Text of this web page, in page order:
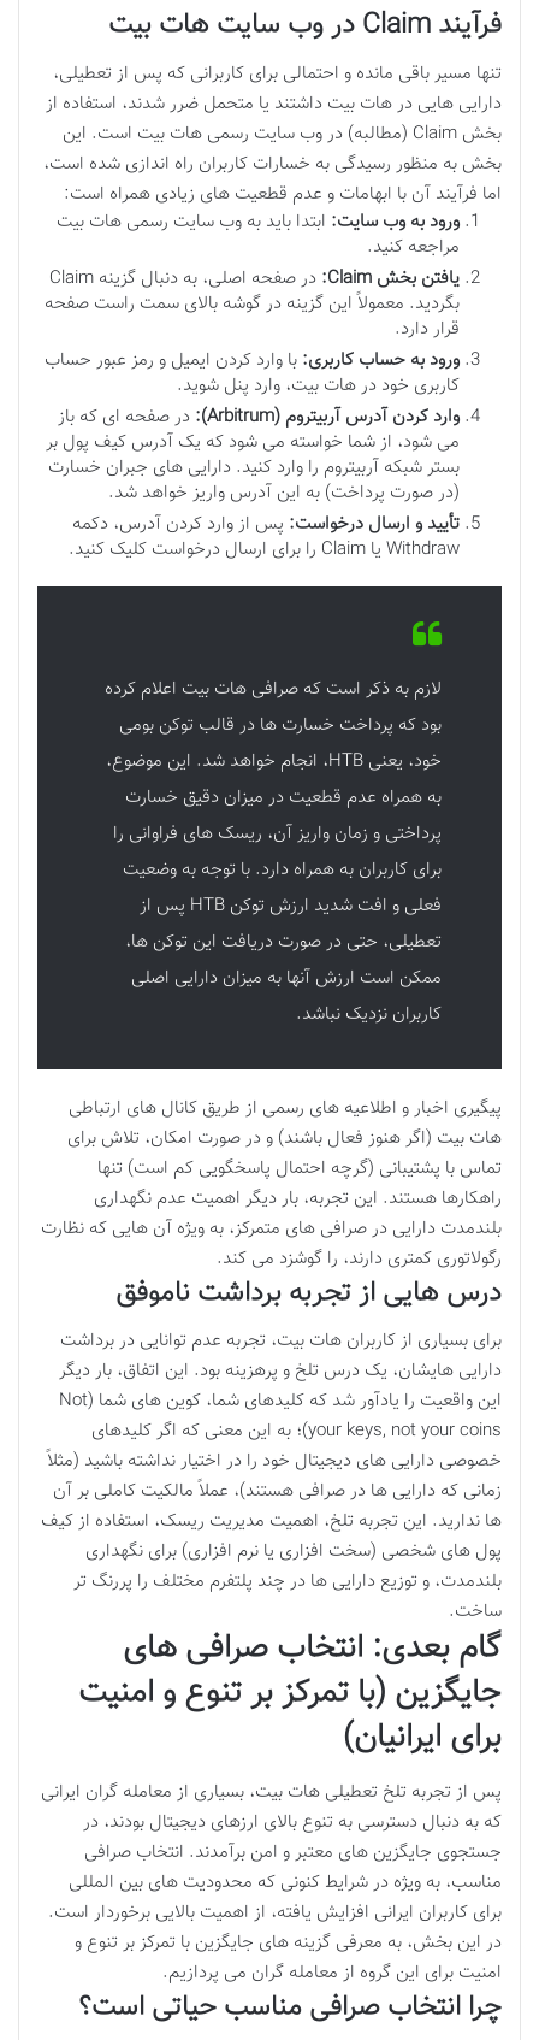
فرآیند Claim در وب سایت هات بیت
تنها مسیر باقی مانده و احتمالی برای کاربرانی که پس از تعطیلی،
دارایی هایی در هات بیت داشتند یا متحمل ضرر شدند، استفاده از
بخش Claim (مطالبه) در وب سایت رسمی هات بیت است. این
بخش به منظور رسیدگی به خسارات کاربران راه اندازی شده است،
اما فرآیند آن با ابهامات و عدم قطعیت های زیادی همراه است:
ورود به وب سایت: ابتدا باید به وب سایت رسمی هات بیت
مراجعه کنید.
یافتن بخش Claim:
در صفحه اصلی، به دنبال گزینه Claim
بگردید. معمولاً این گزینه در گوشه بالای سمت راست صفحه
قرار دارد.
ورود به حساب کاربری: با وارد کردن ایمیل و رمز عبور حساب
کاربری خود در هات بیت، وارد پنل شوید.
وارد کردن آدرس آربیتروم (Arbitrum):
در صفحه ای که باز
می شود، از شما خواسته می شود که یک آدرس کیف پول بر
بستر شبکه آربیتروم را وارد کنید. دارایی های جبران خسارت
(در صورت پرداخت) به این آدرس واریز خواهد شد.
تأیید و ارسال درخواست: پس از وارد کردن آدرس، دکمه
Withdraw یا Claim را برای ارسال درخواست کلیک کنید.
لازم به ذکر است که صرافی هات بیت اعلام کرده
بود که پرداخت خسارت ها در قالب توکن بومی
خود، یعنی HTB، انجام خواهد شد. این موضوع،
به همراه عدم قطعیت در میزان دقیق خسارت
پرداختی و زمان واریز آن، ریسک های فراوانی را
برای کاربران به همراه دارد. با توجه به وضعیت
فعلی و افت شدید ارزش توکن HTB پس از
تعطیلی، حتی در صورت دریافت این توکن ها،
ممکن است ارزش آنها به میزان دارایی اصلی
کاربران نزدیک نباشد.
پیگیری اخبار و اطلاعیه های رسمی از طریق کانال های ارتباطی
هات بیت (اگر هنوز فعال باشند) و در صورت امکان، تلاش برای
تماس با پشتیبانی (گرچه احتمال پاسخگویی کم است) تنها
راهکارها هستند. این تجربه، بار دیگر اهمیت عدم نگهداری
بلندمدت دارایی در صرافی های متمرکز، به ویژه آن هایی که نظارت
رگولاتوری کمتری دارند، را گوشزد می کند.
درس هایی از تجربه برداشت ناموفق
برای بسیاری از کاربران هات بیت، تجربه عدم توانایی در برداشت
دارایی هایشان، یک درس تلخ و پرهزینه بود. این اتفاق، بار دیگر
این واقعیت را یادآور شد که کلیدهای شما، کوین های شما (Not
your keys, not your coins)؛ به این معنی که اگر کلیدهای
خصوصی دارایی های دیجیتال خود را در اختیار نداشته باشید (مثلاً
زمانی که دارایی ها در صرافی هستند)، عملاً مالکیت کاملی بر آن
ها ندارید. این تجربه تلخ، اهمیت مدیریت ریسک، استفاده از کیف
پول های شخصی (سخت افزاری یا نرم افزاری) برای نگهداری
بلندمدت، و توزیع دارایی ها در چند پلتفرم مختلف را پررنگ تر
ساخت.
گام بعدی: انتخاب صرافی های
جایگزین (با تمرکز بر تنوع و امنیت
برای ایرانیان)
پس از تجربه تلخ تعطیلی هات بیت، بسیاری از معامله گران ایرانی
که به دنبال دسترسی به تنوع بالای ارزهای دیجیتال بودند، در
جستجوی جایگزین های معتبر و امن برآمدند. انتخاب صرافی
مناسب، به ویژه در شرایط کنونی که محدودیت های بین المللی
برای کاربران ایرانی افزایش یافته، از اهمیت بالایی برخوردار است.
در این بخش، به معرفی گزینه های جایگزین با تمرکز بر تنوع و
امنیت برای این گروه از معامله گران می پردازیم.
چرا انتخاب صرافی مناسب حیاتی است؟